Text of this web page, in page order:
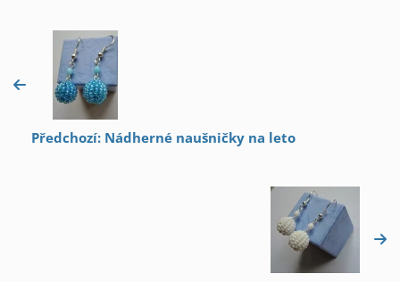
Předchozí: Nádherné naušničky na leto